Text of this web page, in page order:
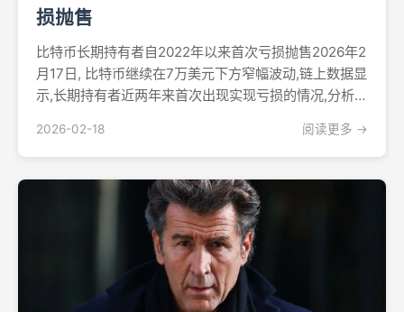
损抛售
比特币长期持有者自2022年以来首次亏损抛售2026年2
月17日, 比特币继续在7万美元下方窄幅波动,链上数据显
示,长期持有者近两年来首次出现实现亏损的情况,分析师
式相似。这一领先加密货币徘徊在68,000美元中段,日内
在约67,000美...
2026-02-18 阅读更多 →